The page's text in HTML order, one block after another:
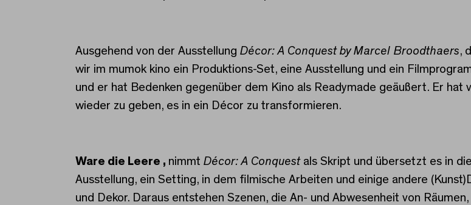
Ausgehend von der Ausstellung Décor: A Conquest by Marcel Broodthaers,
wir im mumok kino ein Produktions-Set, eine Ausstellung und ein
und er hat Bedenken gegenüber dem Kino als Readymade geäußert. Er hat
wieder zu geben, es in ein Décor zu transformieren.
Ware die Leere , nimmt Décor: A Conquest als Skript und übersetzt es in
Ausstellung, ein Setting, in dem filmische Arbeiten und einige andere
und Dekor. Daraus entstehen Szenen, die An- und Abwesenheit von